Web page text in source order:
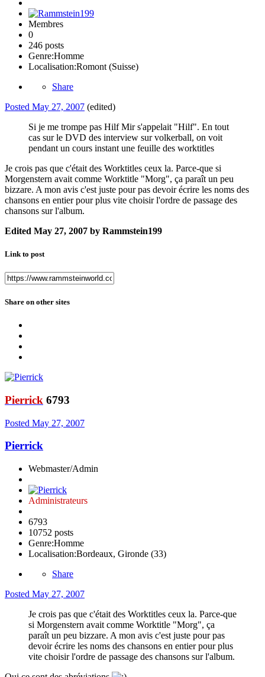
Membres
0
246 posts
Genre:Homme
Localisation:Romont (Suisse)
Share
Posted May 27, 2007 (edited)
Si je me trompe pas Hilf Mir s'appelait "Hilf". En tout
cas sur le DVD des interview sur volkerball, on voit
pendant un cours instant une feuille des worktitles
Je crois pas que c'était des Worktitles ceux la. Parce-que si
Morgenstern avait comme Worktitle "Morg", ça paraît un peu
bizzare. A mon avis c'est juste pour pas devoir écrire les noms des
chansons en entier pour plus vite choisir l'ordre de passage des
chansons sur l'album.
Edited May 27, 2007 by Rammstein199
Link to post
Share on other sites
Pierrick 6793
Posted May 27, 2007
Pierrick
Webmaster/Admin
Administrateurs
6793
10752 posts
Genre:Homme
Localisation:Bordeaux, Gironde (33)
Share
Posted May 27, 2007
Je crois pas que c'était des Worktitles ceux la. Parce-que
si Morgenstern avait comme Worktitle "Morg", ça
paraît un peu bizzare. A mon avis c'est juste pour pas
devoir écrire les noms des chansons en entier pour plus
vite choisir l'ordre de passage des chansons sur l'album.